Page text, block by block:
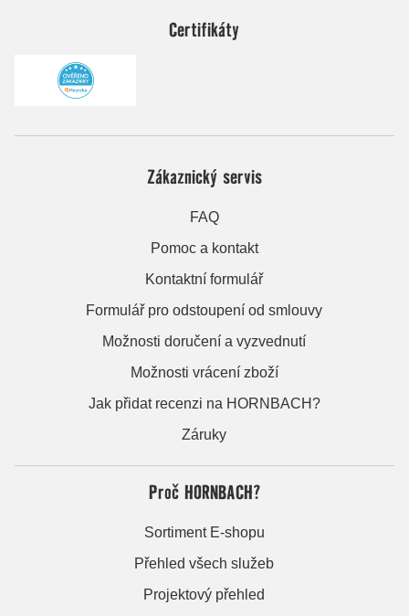
Certifikáty
Zákaznický servis
FAQ
Pomoc a kontakt
Kontaktní formulář
Formulář pro odstoupení od smlouvy
Možnosti doručení a vyzvednutí
Možnosti vrácení zboží
Jak přidat recenzi na HORNBACH?
Záruky
Proč HORNBACH?
Sortiment E-shopu
Přehled všech služeb
Projektový přehled